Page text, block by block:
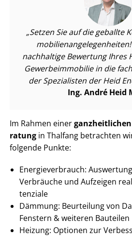
Setzen Sie auf die geballte
mo­bi­li­en­an­ge­le­gen­hei­ten!
nachhaltige Bewertung Ihres
Ge­wer­be­im­mo­bi­lie in die
der Spezialisten der Heid
Ing. André Heid
Im Rahmen einer
ra­tung in Thalfang betrachten
folgende Punkte:
En­er­gie­ver­brauch:
Verbräuche und Aufzeigen
ten­zia­le
Dämmung: Beurteilung von
Fenstern & weiteren Bauteilen
Heizung: Optionen zur